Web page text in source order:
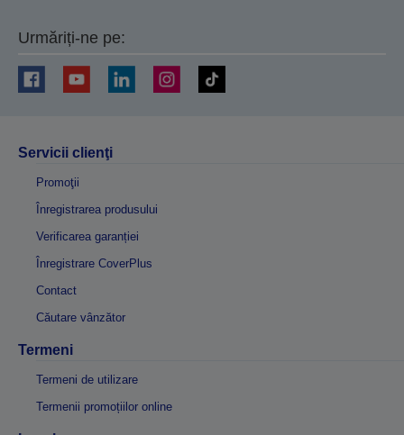
Urmăriți-ne pe:
Servicii clienţi
Promoţii
Înregistrarea produsului
Verificarea garanției
Înregistrare CoverPlus
Contact
Căutare vânzător
Termeni
Termeni de utilizare
Termenii promoțiilor online